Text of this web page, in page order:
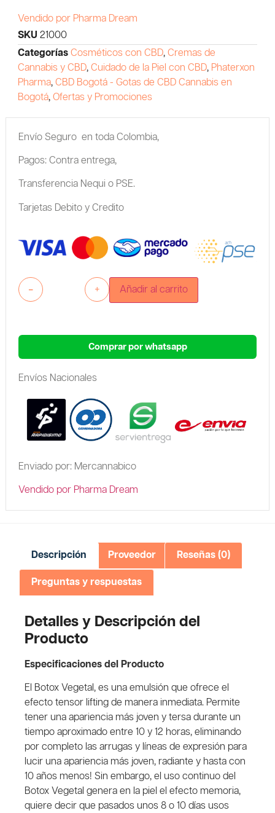
Vendido por Pharma Dream
SKU 21000
Categorías Cosméticos con CBD, Cremas de
Cannabis y CBD, Cuidado de la Piel con CBD, Phaterxon
Pharma, CBD Bogotá - Gotas de CBD Cannabis en
Bogotá, Ofertas y Promociones
Envío Seguro en toda Colombia,
Pagos: Contra entrega,
Transferencia Nequi o PSE.
Tarjetas Debito y Credito
+
- Añadir al carrito
Comprar por whatsapp
Envíos Nacionales
Enviado por: Mercannabico
Vendido por Pharma Dream
Descripción Proveedor Reseñas (0)
Preguntas y respuestas
Detalles y Descripción del
Producto
Especificaciones del Producto
El Botox Vegetal, es una emulsión que ofrece el
efecto tensor lifting de manera inmediata. Permite
tener una apariencia más joven y tersa durante un
tiempo aproximado entre 10 y 12 horas, eliminando
por completo las arrugas y líneas de expresión para
lucir una apariencia más joven, radiante y hasta con
10 años menos! Sin embargo, el uso continuo del
Botox Vegetal genera en la piel el efecto memoria,
quiere decir que pasados unos 8 o 10 días usos